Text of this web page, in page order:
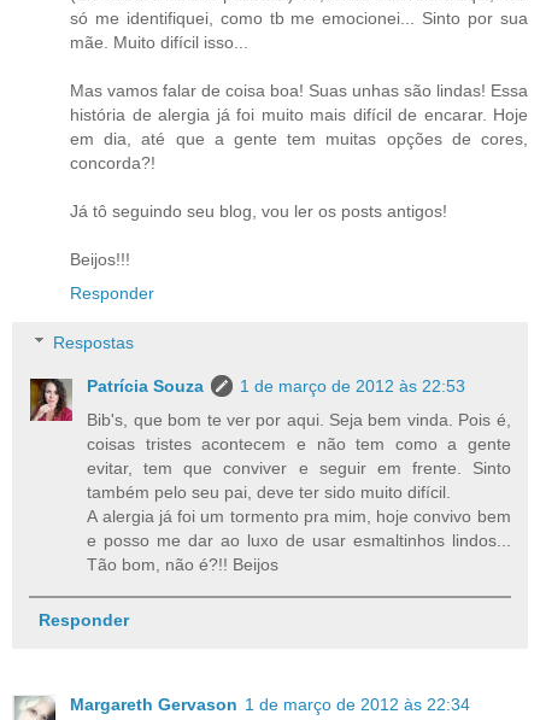
só me identifiquei, como tb me emocionei... Sinto por sua
mãe. Muito difícil isso...
Mas vamos falar de coisa boa! Suas unhas são lindas! Essa
história de alergia já foi muito mais difícil de encarar. Hoje
em dia, até que a gente tem muitas opções de cores,
concorda?!
Já tô seguindo seu blog, vou ler os posts antigos!
Beijos!!!
Responder
Respostas
Patrícia Souza
1 de março de 2012 às 22:53
Bib's, que bom te ver por aqui. Seja bem vinda. Pois é,
coisas tristes acontecem e não tem como a gente
evitar, tem que conviver e seguir em frente. Sinto
também pelo seu pai, deve ter sido muito difícil.
A alergia já foi um tormento pra mim, hoje convivo bem
e posso me dar ao luxo de usar esmaltinhos lindos...
Tão bom, não é?!! Beijos
Responder
Margareth Gervason 1 de março de 2012 às 22:34